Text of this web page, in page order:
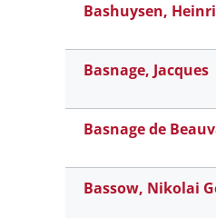
Bashuysen,
Basnage, Jacques
Basnage de
Bassow, Nikolai